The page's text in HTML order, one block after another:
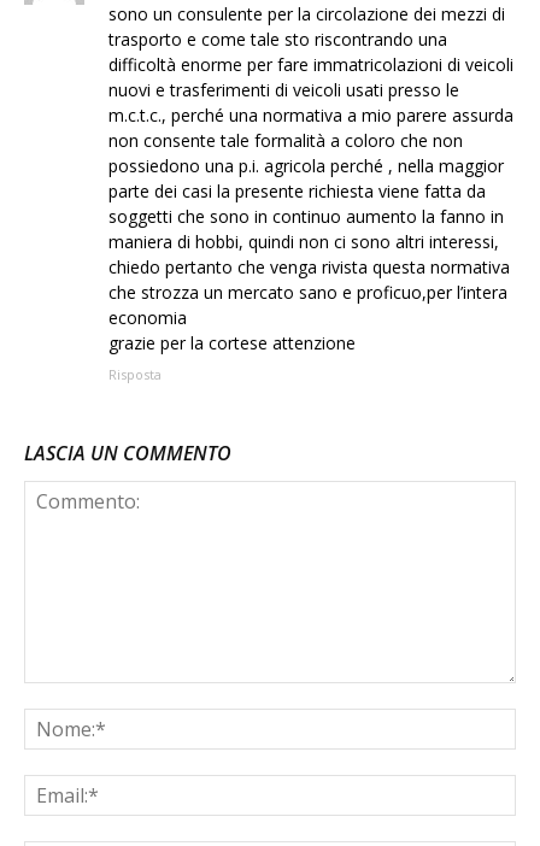
sono un consulente per la circolazione dei mezzi di
trasporto e come tale sto riscontrando una
difficoltà enorme per fare immatricolazioni di veicoli
nuovi e trasferimenti di veicoli usati presso le
m.c.t.c., perché una normativa a mio parere assurda
non consente tale formalità a coloro che non
possiedono una p.i. agricola perché , nella maggior
parte dei casi la presente richiesta viene fatta da
soggetti che sono in continuo aumento la fanno in
maniera di hobbi, quindi non ci sono altri interessi,
chiedo pertanto che venga rivista questa normativa
che strozza un mercato sano e proficuo,per l’intera
economia
grazie per la cortese attenzione
Risposta
LASCIA UN COMMENTO